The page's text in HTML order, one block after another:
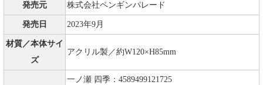
発売元 株式会社ペンギンパレード
発売日 2023年9月
材質／本体サイ
ズ
アクリル製／約W120×H85mm
一ノ瀬 四季：4589499121725